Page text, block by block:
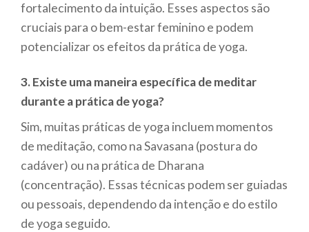
fortalecimento da intuição. Esses aspectos são
cruciais para o bem-estar feminino e podem
potencializar os efeitos da prática de yoga.
3. Existe uma maneira específica de meditar
durante a prática de yoga?
Sim, muitas práticas de yoga incluem momentos
de meditação, como na Savasana (postura do
cadáver) ou na prática de Dharana
(concentração). Essas técnicas podem ser guiadas
ou pessoais, dependendo da intenção e do estilo
de yoga seguido.